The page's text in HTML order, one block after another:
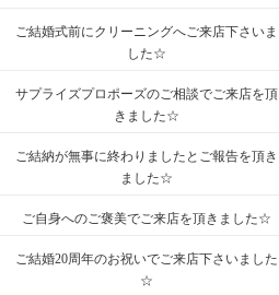
ご結婚式前にクリーニングへご来店下さいま
した☆
サプライズプロポーズのご相談でご来店を頂
きました☆
ご結納が無事に終わりましたとご報告を頂き
ました☆
ご自身へのご褒美でご来店を頂きました☆
ご結婚20周年のお祝いでご来店下さいました
☆